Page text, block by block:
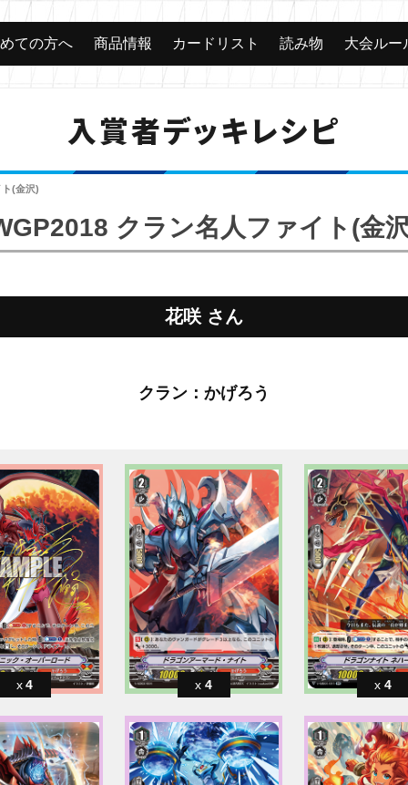
ての方へ 商品情報 カードリスト 読み物 大会ルー
入賞者デッキレシピ
(金沢)
クラン名人ファイト(金
花咲 さん
クラン：かげろう
4 4 4